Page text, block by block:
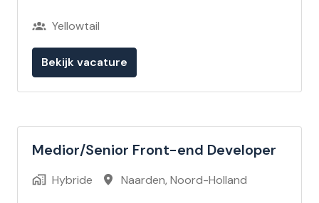
Yellowtail
Bekijk vacature
Medior/Senior Front-end Developer
Hybride Naarden, Noord-Holland